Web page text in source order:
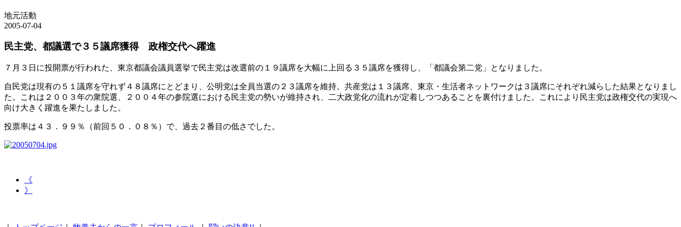
地元活動
2005-07-04
民主党、都議選で３５議席獲得 政権交代へ躍進
７月３日に投開票が行われた、東京都議会議員選挙で民主党は改選前の１９議席を大幅に上回る３５議席を獲得し、「都議会第二党」となりました。
自民党は現有の５１議席を守れず４８議席にとどまり、公明党は全員当選の２３議席を維持。共産党は１３議席、東京・生活者ネットワークは３議席にそれぞれ減らした結果となりまし
た。これは２００３年の衆院選、２００４年の参院選における民主党の勢いが維持され、二大政党化の流れが定着しつつあることを裏付けました。これにより民主党は政権交代の実現へ
向け大きく躍進を果たしました。
投票率は４３．９９％（前回５０．０８％）で、過去２番目の低さでした。
《
》